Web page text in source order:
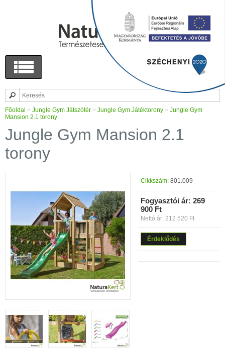
Főoldal > Jungle Gym Játszótér > Jungle Gym Játéktorony > Jungle Gym
Mansion 2.1 torony
Jungle Gym Mansion 2.1
torony
Cikkszám: 801.009
Fogyasztói ár: 269
900 Ft
Nettó ár: 212 520 Ft
Érdeklődés